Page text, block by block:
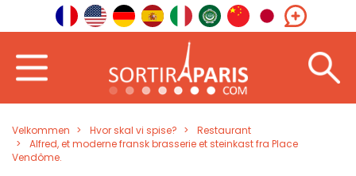
Velkommen Hvor skal vi spise?
Restaurant
Alfred, et moderne fransk brasserie et steinkast fra Place
Vendôme.